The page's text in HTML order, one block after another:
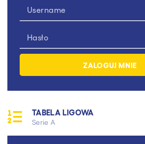
TABELA LIGOWA
Serie A